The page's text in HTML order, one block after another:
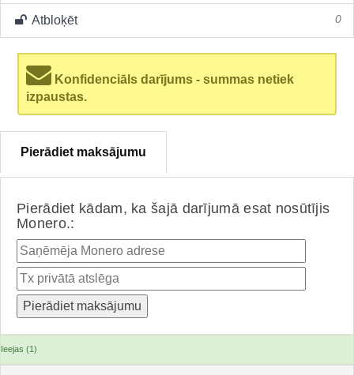
Atbloķēt 0
Konfidenciāls darījums - summas netiek
izpaustas.
Pierādiet maksājumu
Pierādiet kādam, ka šajā darījumā esat nosūtījis
Monero.:
Ieejas (1)